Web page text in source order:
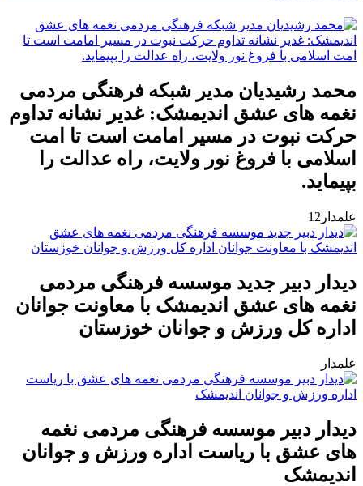
محمد رشیدیان مدیر شبکه فرهنگی مردمی
نغمه های عشق اندیمشک: غدیر نشانه تداوم
حرکت نبوت در مسیر امامت است تا امت
اسلامی با فروغ نور ولایت، راه عدالت را
بپیماید.
علمدار12
دیدار دبیر جدید موسسه فرهنگی مردمی
نغمه های عشق اندیمشک با معاونت جوانان
اداره کل ورزش و جوانان خوزستان
علمدار
دیدار دبیر موسسه فرهنگی مردمی نغمه
های عشق با ریاست اداره ورزش و جوانان
اندیمشک